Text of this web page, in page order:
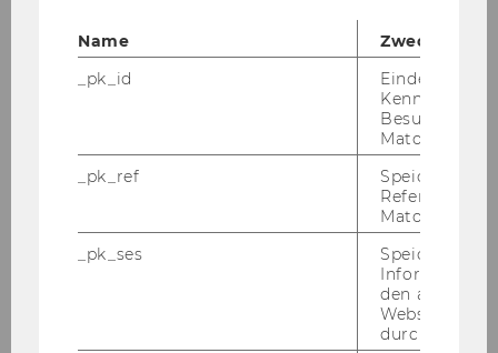
Exercise No. 30: PPC System
Exercise No. 31: Requirements Planning
Exercise No. 32: Cost Centre / Work Centre
Exercise No. 33: Account and Organizational
Structure
Exercise No. 33: Account and Organizational
Name
Zweck
_pk_id
Eindeutige
Besuchers
Matomo.
_pk_ref
Speicherung
Referrers
Matomo.
_pk_ses
Speicherung
den aktuellen
durch